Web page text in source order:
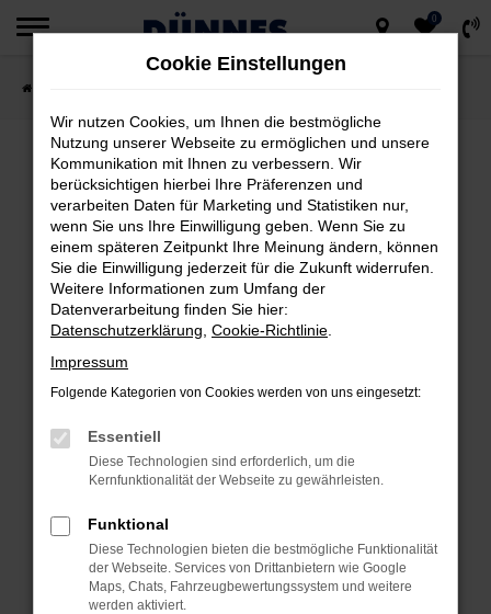
Zum
springen
0
FEHLER: NETWORK ERROR
Beim Laden ist ein Fehler aufgetreten.
Hier sind ein paar Tipps, die dir helfen können:
Überprüfe deine Firewall und deine
Internetverbindung.
Laden andere Webseiten, zum Beispiel
deine Suchmaschine?
Prüfe deine Browsererweiterungen.
Manche Erweiterungen, wie Werbeblocker,
können das Laden bestimmter Seiten
anderen Browser oder in einem privaten
Fenster?
Starte dein Gerät neu.
Cookie Einstellungen
Wir nutzen Cookies, um Ihnen die bestmögliche
Nutzung unserer Webseite zu ermöglichen und unsere
Kommunikation mit Ihnen zu verbessern. Wir
berücksichtigen hierbei Ihre Präferenzen und
verarbeiten Daten für Marketing und Statistiken nur,
wenn Sie uns Ihre Einwilligung geben. Wenn Sie zu
einem späteren Zeitpunkt Ihre Meinung ändern, können
Sie die Einwilligung jederzeit für die Zukunft widerrufen.
Weitere Informationen zum Umfang der
Datenverarbeitung finden Sie hier:
Datenschutzerklärung Cookie-Richtlinie
Impressum
Folgende Kategorien von Cookies werden von uns eingesetzt:
Essentiell
Diese Technologien sind erforderlich, um die
Kernfunktionalität der Webseite zu gewährleisten.
Funktional
Diese Technologien bieten die bestmögliche Funktionalität
der Webseite. Services von Drittanbietern wie Google
Maps, Chats, Fahrzeugbewertungssystem und weitere
werden aktiviert.